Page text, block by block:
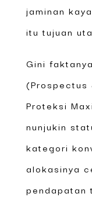
jaminan
itu tujuan
Gini
(Prospectus
Proteksi
nunjukin
kategori
alokasinya
pendapatan